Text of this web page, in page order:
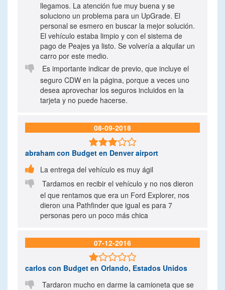
llegamos. La atención fue muy buena y se
soluciono un problema para un UpGrade. El
personal se esmero en buscar la mejor solución.
El vehículo estaba limpio y con el sistema de
pago de Peajes ya listo. Se volvería a alquilar un
carro por este medio.

Es importante indicar de previo, que incluye el
seguro CDW en la página, porque a veces uno
desea aprovechar los seguros incluidos en la
tarjeta y no puede hacerse.
08-09-2018

abraham con Budget en Denver airport

La entrega del vehículo es muy ágil

Tardamos en recibir el vehículo y no nos dieron
el que rentamos que era un Ford Explorer, nos
dieron una Pathfinder que igual es para 7
personas pero un poco más chica
07-12-2016

carlos con Budget en Orlando, Estados Unidos

Tardaron mucho en darme la camioneta que se